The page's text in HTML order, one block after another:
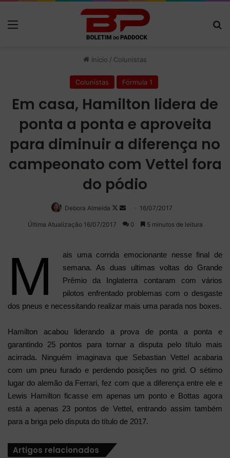
Início / Colunistas
Colunistas Fórmula 1
Em casa, Hamilton lidera de
ponta a ponta e aproveita
para diminuir a diferença no
campeonato com Vettel fora
do pódio
Debora Almeida
Follow
on
Mande
um
16/07/2017
Última Atualização 16/07/2017 0 5 minutos de leitura
M
ais uma corrida emocionante nesse final de
semana. As duas ultimas voltas do Grande
Prêmio da Inglaterra contaram com vários
pilotos enfrentado problemas com o desgaste
dos pneus e necessitando realizar mais uma parada nos boxes.
Hamilton acabou liderando a prova de ponta a ponta e
garantindo 25 pontos para tornar a disputa pelo título mais
acirrada. Ninguém imaginava que Sebastian Vettel acabaria
com um pneu furado e perdendo posições no grid. O sétimo
lugar do alemão da Ferrari, fez com que a diferença entre ele e
Lewis Hamilton ficasse em apenas um ponto e Bottas agora
está a apenas 23 pontos de Vettel, entrando assim também
para a briga pelo disputa do título de 2017.
Artigos relacionados